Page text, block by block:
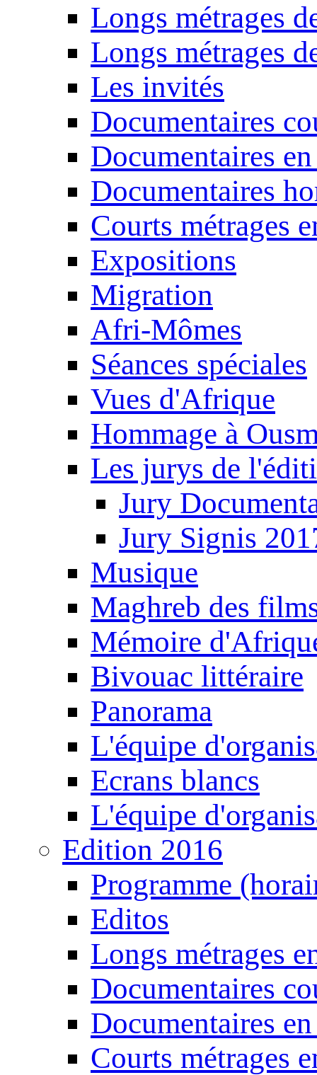
Longs métrages
Longs métrages
Les invités
Documentaires
Documentaires
Documentaires
Courts métrages
Expositions
Migration
Afri-Mômes
Séances spéciales
Vues d'Afrique
Hommage à
Les jurys de
Jury
Jury Signis
Musique
Maghreb des
Mémoire
Bivouac littéraire
Panorama
L'équipe
Ecrans blancs
L'équipe
Edition 2016
Programme
Editos
Longs métrages
Documentaires
Documentaires
Courts métrages